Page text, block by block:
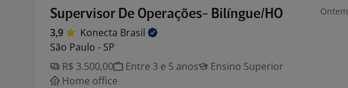
Supervisor De Operações- Bilíngue/HO Ontem
3,9 Konecta Brasil
São Paulo - SP
R$ 3.500,00
Entre 3 e 5 anos
Ensino Superior
Home office